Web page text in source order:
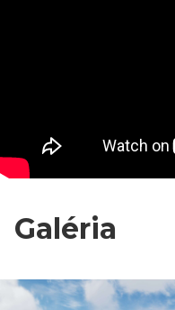
Galéria